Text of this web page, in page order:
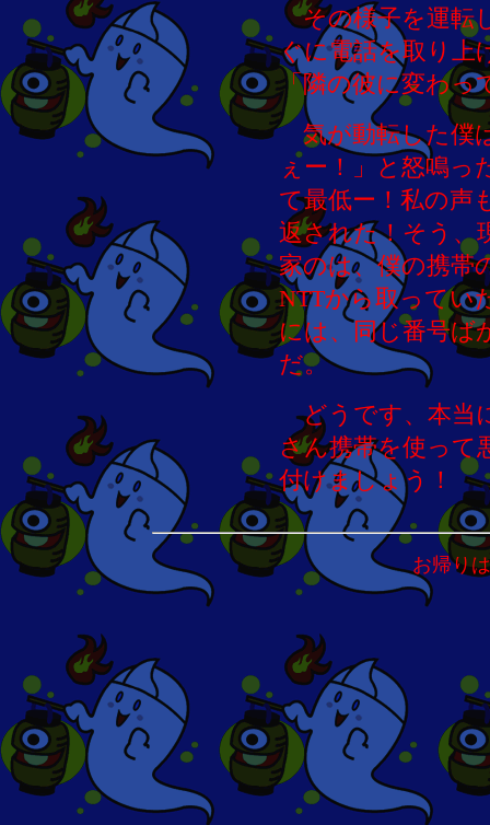
その様子を運転
ぐに電話を取り上
「隣の彼に変わっ
気が動転した僕
ぇー！」と怒鳴っ
て最低ー！私の声
返された！そう、
家のは、僕の携帯
NTTから取ってい
には、同じ番号ば
だ。
どうです、本当
さん携帯を使って
付けましょう！
お帰り